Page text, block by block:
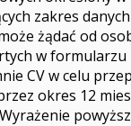
zakres
żądać od
w
CV w celu
okres 12